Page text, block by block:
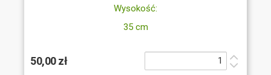
Wysokość:
35 cm
50,00 zł